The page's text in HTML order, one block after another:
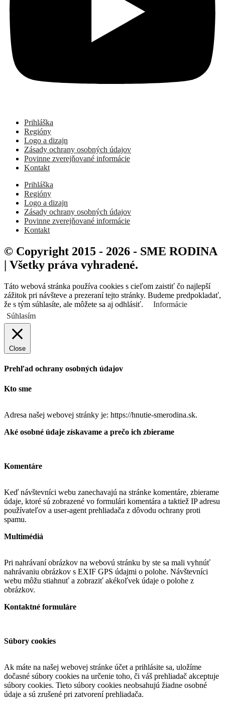
Prihláška
Regióny
Logo a dizajn
Zásady ochrany osobných údajov
Povinne zverejňované informácie
Kontakt
Prihláška
Regióny
Logo a dizajn
Zásady ochrany osobných údajov
Povinne zverejňované informácie
Kontakt
© Copyright 2015 - 2026 - SME RODINA
| Všetky práva vyhradené.
Táto webová stránka používa cookies s cieľom zaistiť čo najlepší
zážitok pri návšteve a prezeraní tejto stránky. Budeme predpokladať,
že s tým súhlasíte, ale môžete sa aj odhlásiť.
Informácie
Súhlasím
Close
Prehľad ochrany osobných údajov
Kto sme
Adresa našej webovej stránky je: https://hnutie-smerodina.sk.
Aké osobné údaje získavame a prečo ich zbierame
Komentáre
Keď návštevníci webu zanechavajú na stránke komentáre, zbierame
údaje, ktoré sú zobrazené vo formulári komentára a taktiež IP adresu
používateľov a user-agent prehliadača z dôvodu ochrany proti
spamu.
Multimédiá
Pri nahrávaní obrázkov na webovú stránku by ste sa mali vyhnúť
nahrávaniu obrázkov s EXIF GPS údajmi o polohe. Návštevníci
webu môžu stiahnuť a zobraziť akékoľvek údaje o polohe z
obrázkov.
Kontaktné formuláre
Súbory cookies
Ak máte na našej webovej stránke účet a prihlásite sa, uložíme
dočasné súbory cookies na určenie toho, či váš prehliadač akceptuje
súbory cookies. Tieto súbory cookies neobsahujú žiadne osobné
údaje a sú zrušené pri zatvorení prehliadača.